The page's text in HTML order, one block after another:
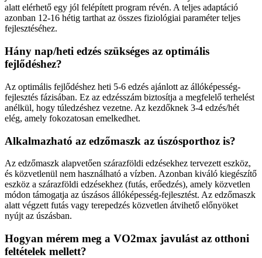
alatt elérhető egy jól felépített program révén. A teljes adaptáció
azonban 12-16 hétig tarthat az összes fiziológiai paraméter teljes
fejlesztéséhez.
Hány nap/heti edzés szükséges az optimális
fejlődéshez?
Az optimális fejlődéshez heti 5-6 edzés ajánlott az állóképesség-
fejlesztés fázisában. Ez az edzésszám biztosítja a megfelelő terhelést
anélkül, hogy túledzéshez vezetne. Az kezdőknek 3-4 edzés/hét
elég, amely fokozatosan emelkedhet.
Alkalmazható az edzőmaszk az úszósporthoz is?
Az edzőmaszk alapvetően szárazföldi edzésekhez tervezett eszköz,
és közvetlenül nem használható a vízben. Azonban kiváló kiegészítő
eszköz a szárazföldi edzésekhez (futás, erőedzés), amely közvetlen
módon támogatja az úszásos állóképesség-fejlesztést. Az edzőmaszk
alatt végzett futás vagy terepedzés közvetlen átvihető előnyöket
nyújt az úszásban.
Hogyan mérem meg a VO2max javulást az otthoni
feltételek mellett?